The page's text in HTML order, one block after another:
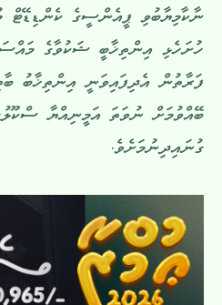
ނާކާމިޔާބުވި ޕީއެންސީގެ ކެންޑިޑޭޓް
ހުށަހެޅި އިންތިޚާބީ ޝަކުވާގެ
ފަރާތުން އެދިފައިވަނީ އިންތިޚާބު
ބޭއްވުމަށް ނުވަތަ އަމީނިއްޔާ
ގުނައިދިނުމަށެވެ.